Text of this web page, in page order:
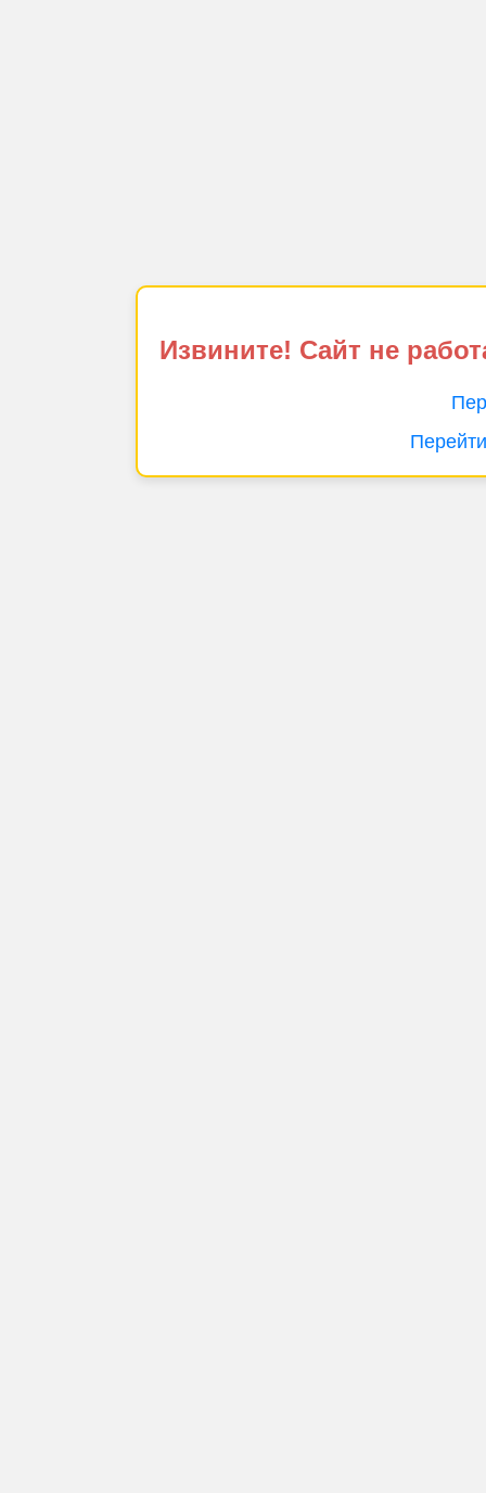
Извините! Сайт не